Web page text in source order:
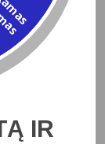
juodas
IR